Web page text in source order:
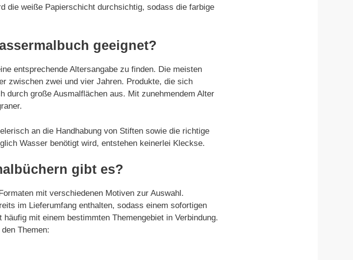
die weiße Papierschicht durchsichtig, sodass die farbige
geeignet?
entsprechende Altersangabe zu finden. Die meisten
zwischen zwei und vier Jahren. Produkte, die sich
durch große Ausmalflächen aus. Mit zunehmendem Alter
an die Handhabung von Stiften sowie die richtige
Wasser benötigt wird, entstehen keinerlei Kleckse.
gibt es?
mit verschiedenen Motiven zur Auswahl.
im Lieferumfang enthalten, sodass einem sofortigen
mit einem bestimmten Themengebiet in Verbindung.
Themen: